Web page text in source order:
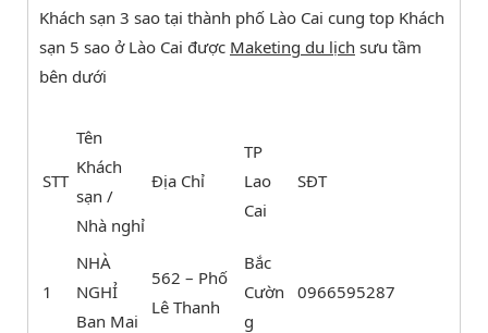
Khách sạn 3 sao tại thành phố Lào Cai cung top Khách
sạn 5 sao ở Lào Cai được Maketing du lịch sưu tầm
bên dưới
STT
Tên
Khách
sạn /
Nhà nghỉ
Địa Chỉ
TP
Lao
Cai
SĐT
1
NHÀ
NGHỈ
Ban Mai
562 – Phố
Lê Thanh
Bắc
Cườn
g
0966595287